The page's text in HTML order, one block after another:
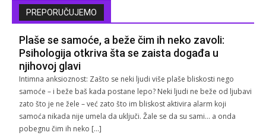
PREPORUČUJEMO
Plaše se samoće, a beže čim ih neko zavoli:
Psihologija otkriva šta se zaista događa u
njihovoj glavi
Intimna anksioznost: Zašto se neki ljudi više plaše bliskosti nego
samoće – i beže baš kada postane lepo? Neki ljudi ne beže od ljubavi
zato što je ne žele – već zato što im bliskost aktivira alarm koji
samoća nikada nije umela da uključi. Žale se da su sami… a onda
pobegnu čim ih neko […]